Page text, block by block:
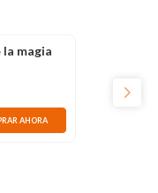
magia
AHORA